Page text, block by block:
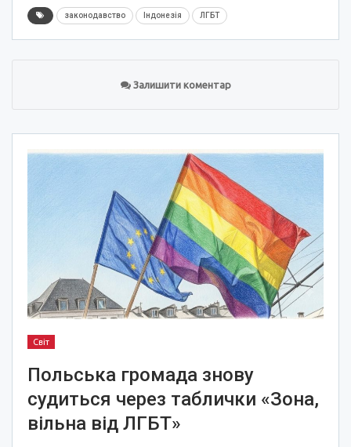
законодавство Індонезія ЛГБТ
Залишити коментар
Світ
Польська громада знову
судиться через таблички «Зона,
вільна від ЛГБТ»